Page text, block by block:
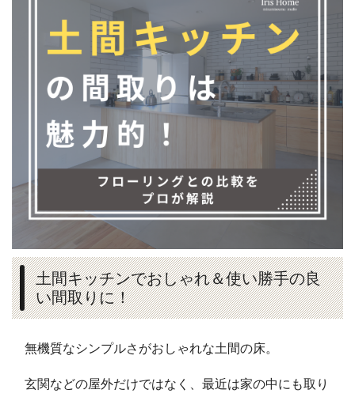
土間キッチンでおしゃれ＆使い勝手の良
い間取りに！
無機質なシンプルさがおしゃれな土間の床。
玄関などの屋外だけではなく、最近は家の中にも取り